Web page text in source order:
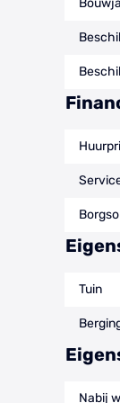
Tuin
Nabij